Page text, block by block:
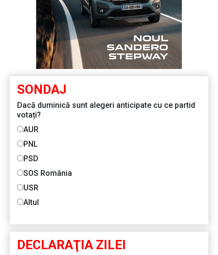
SONDAJ
Dacă duminică sunt alegeri anticipate cu ce partid
votați?
AUR
PNL
PSD
SOS România
USR
Altul
DECLARAŢIA ZILEI